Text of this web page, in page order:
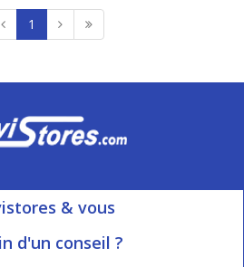
1
& vous
Mon compte
d'un conseil ?